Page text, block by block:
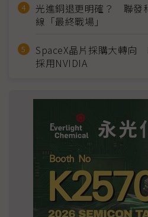
光進銅退更明確？ 聯發
線「最終戰場」
SpaceX晶片採購大轉向
採用NVIDIA